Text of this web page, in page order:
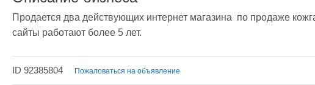
Продается два действующих интернет магазина  по продаже
сайты работают более 5 лет.
ID 92385804 Пожаловаться на объявление